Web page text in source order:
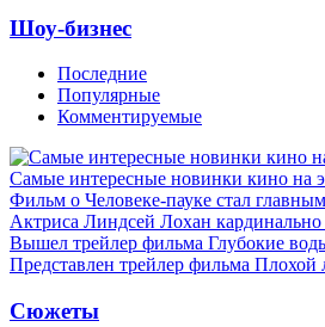
Шоу-бизнес
Последние
Популярные
Комментируемые
Самые интересные новинки кино на
Фильм о Человеке-пауке стал
Актриса Линдсей Лохан
Вышел трейлер фильма Глубокие
Представлен трейлер фильма Плохой
Сюжеты